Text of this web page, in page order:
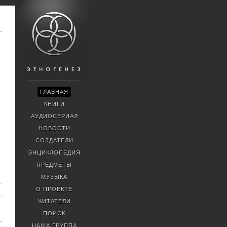
ГЛАВНАЯ
КНИГИ
АУДИОСЕРИАЛ
НОВОСТИ
СОЗДАТЕЛИ
ЭНЦИКЛОПЕДИЯ
ПРЕДМЕТЫ
МУЗЫКА
О ПРОЕКТЕ
ЧИТАТЕЛИ
ПОИСК
НАША ГРУППА